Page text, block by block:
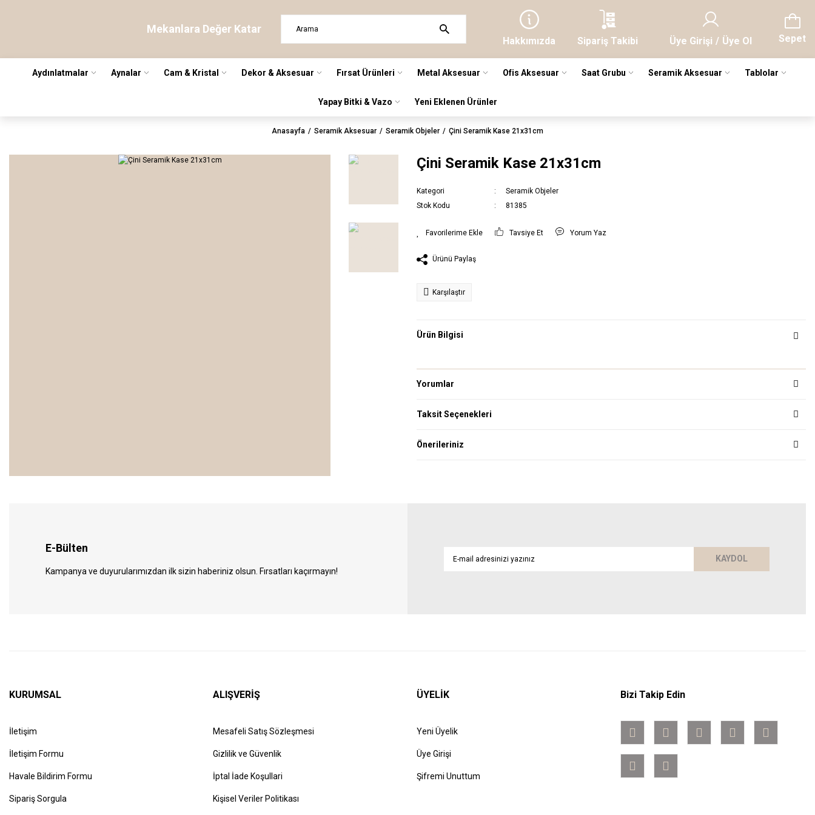
Mekanlara Değer Katar
Hakkımızda Sipariş Takibi Üye Girişi / Üye Ol Sepet
Aydınlatmalar Aynalar Cam & Kristal Dekor & Aksesuar Fırsat Ürünleri Metal Aksesuar Ofis Aksesuar Saat Grubu Seramik Aksesuar Tablolar
Yapay Bitki & Vazo Yeni Eklenen Ürünler
Anasayfa Seramik Aksesuar Seramik Objeler Çini Seramik Kase 21x31cm
Çini Seramik Kase 21x31cm
Kategori
Seramik Objeler
Stok Kodu
81385
Tavsiye Et Yorum Yaz
Ürünü Paylaş
Karşılaştır
Ürün Bilgisi
Yorumlar
Taksit Seçenekleri
Önerileriniz
E-Bülten
Kampanya ve duyurularımızdan ilk sizin haberiniz olsun. Fırsatları kaçırmayın!
KAYDOL
KURUMSAL
İletişim
İletişim Formu
Havale Bildirim Formu
Sipariş Sorgula
ALIŞVERİŞ
Mesafeli Satış Sözleşmesi
Gizlilik ve Güvenlik
İptal İade Koşullari
Kişisel Veriler Politikası
ÜYELİK
Yeni Üyelik
Üye Girişi
Şifremi Unuttum
Bizi Takip Edin